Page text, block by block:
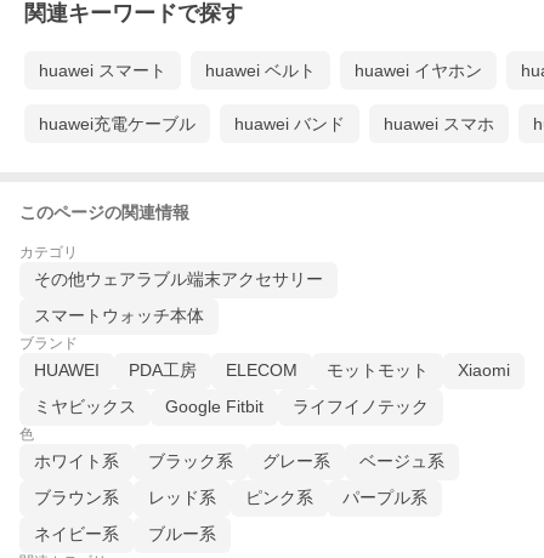
関連キーワードで探す
huawei スマート huawei ベルト huawei イヤホン
huawei充電ケーブル huawei バンド huawei スマホ
このページの関連情報
カテゴリ
その他ウェアラブル端末アクセサリー
スマートウォッチ本体
ブランド
HUAWEI PDA工房 ELECOM モットモット
Xiaomi
ミヤビックス
Google Fitbit ライフイノテック
色
ホワイト系 ブラック系 グレー系
ベージュ系
ブラウン系
レッド系 ピンク系
パープル系
ネイビー系
ブルー系